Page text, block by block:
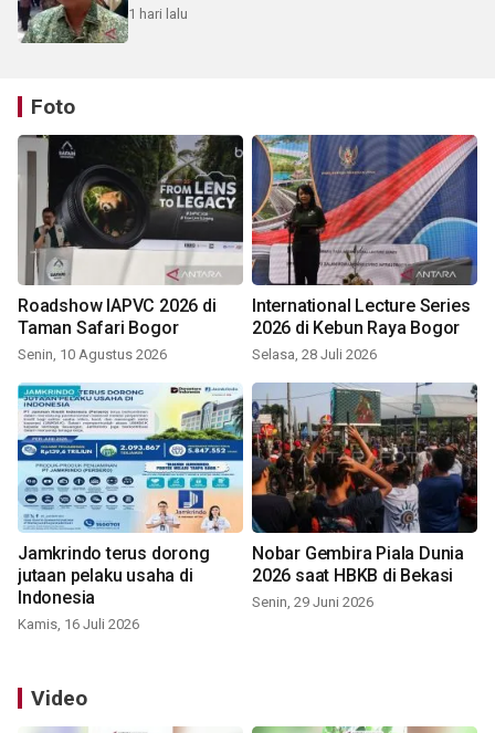
1 hari lalu
Foto
Roadshow IAPVC 2026 di
Taman Safari Bogor
Senin, 10 Agustus 2026
International Lecture Series
2026 di Kebun Raya Bogor
Selasa, 28 Juli 2026
Jamkrindo terus dorong
jutaan pelaku usaha di
Indonesia
Kamis, 16 Juli 2026
Nobar Gembira Piala Dunia
2026 saat HBKB di Bekasi
Senin, 29 Juni 2026
Video